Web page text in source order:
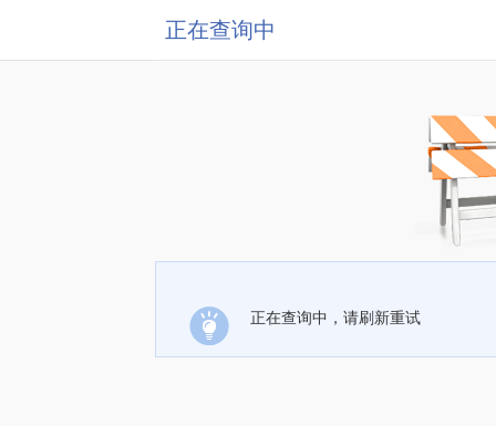
正在查询中
正在查询中，请刷新重试